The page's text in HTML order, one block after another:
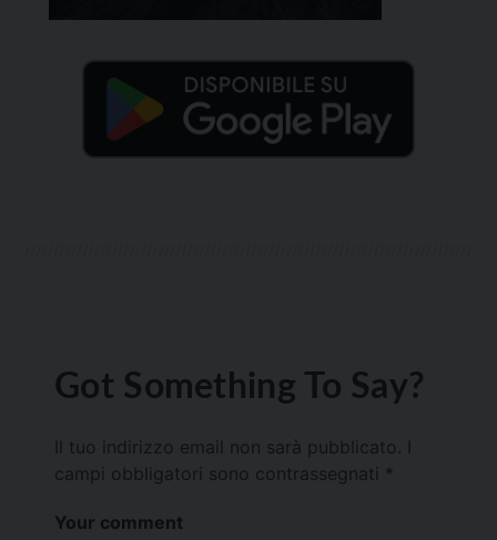
Got Something To Say?
Il tuo indirizzo email non sarà pubblicato.
campi obbligatori sono contrassegnati *
Your comment